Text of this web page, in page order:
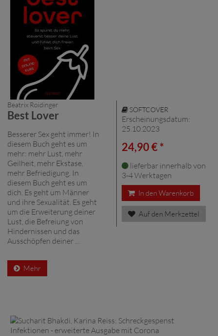
Beatrix Roidinger
Best Lover
Besserer Sex geht immer! In
diesem Buch geht es um
mehr: mehr Lust, mehr
Geilheit, mehr Ekstase,
mehr Befriedigung. In
diesem Buch geht es um
dich. Es geht um Männer
und ihre Sexualität. Es geht
um die Erweiterung deiner
Lust, die Befreiung von
Hindernissen und das
Ausschöpfen deiner ...
Mehr
SOFTCOVER
Erscheinungsdatum:
25.10.2023
24,90 € *
lieferbar innerhalb von
3-4 Werktagen
In den Warenkorb
Auf den Merkzettel